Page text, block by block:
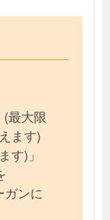
最大限
ます)
す)」
ガンに